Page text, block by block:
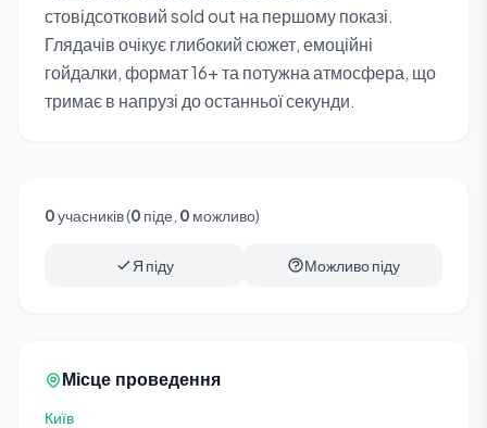
стовідсотковий sold out на першому показі.
Глядачів очікує глибокий сюжет, емоційні
гойдалки, формат 16+ та потужна атмосфера, що
тримає в напрузі до останньої секунди.
0учасників (0 піде, 0 можливо)
Я піду Можливо піду
Місце проведення
Київ